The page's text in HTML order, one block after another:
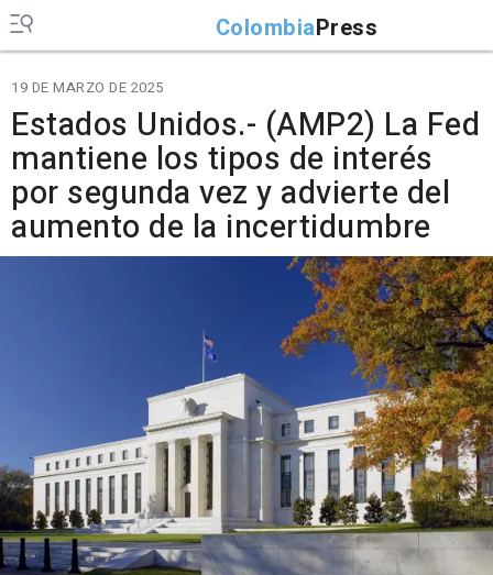
ColombiaPress
19 DE MARZO DE 2025
Estados Unidos.- (AMP2) La Fed
mantiene los tipos de interés
por segunda vez y advierte del
aumento de la incertidumbre